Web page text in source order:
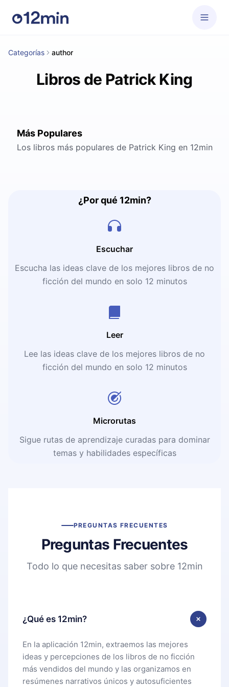
Categorías author
Libros de Patrick King
Más Populares
Los libros más populares de Patrick King en 12min
¿Por qué 12min?
Escuchar
Escucha las ideas clave de los mejores libros de no
ficción del mundo en solo 12 minutos
Leer
Lee las ideas clave de los mejores libros de no
ficción del mundo en solo 12 minutos
Microrutas
Sigue rutas de aprendizaje curadas para dominar
temas y habilidades específicas
PREGUNTAS FRECUENTES
Preguntas Frecuentes
Todo lo que necesitas saber sobre 12min
¿Qué es 12min?
En la aplicación 12min, extraemos las mejores
ideas y percepciones de los libros de no ficción
más vendidos del mundo y las organizamos en
resúmenes narrativos únicos y autosuficientes